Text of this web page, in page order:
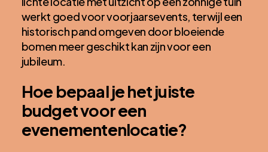
werkt goed voor voorjaarsevents, terwijl een
historisch pand omgeven door bloeiende
bomen meer geschikt kan zijn voor een
jubileum.
Hoe bepaal je het juiste
budget voor een
evenementenlocatie?